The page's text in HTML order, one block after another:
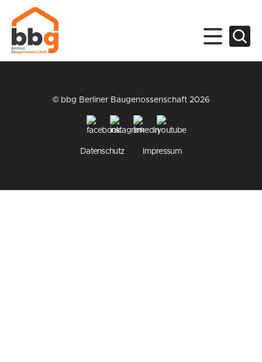
© bbg Berliner Baugenossenschaft 2026
Datenschutz Impressum